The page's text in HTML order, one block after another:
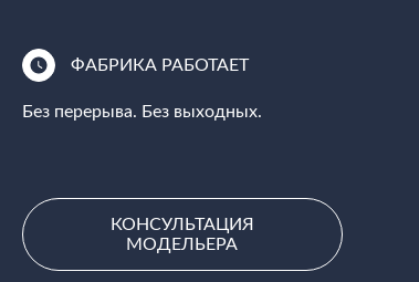
ФАБРИКА РАБОТАЕТ
Без перерыва. Без выходных.
КОНСУЛЬТАЦИЯ
МОДЕЛЬЕРА